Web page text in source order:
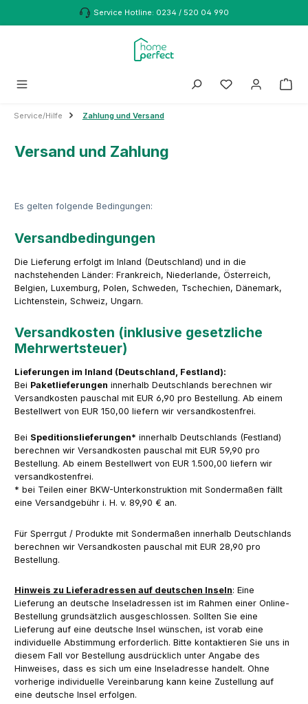
Zum Hauptinhalt springenService Hotline: 0234 / 520 04 990
Service/Hilfe Zahlung und Versand
Versand und Zahlung
Es gelten folgende Bedingungen:
Versandbedingungen
Die Lieferung erfolgt im Inland (Deutschland) und in die
nachstehenden Länder: Frankreich, Niederlande, Österreich,
Belgien, Luxemburg, Polen, Schweden, Tschechien, Dänemark,
Lichtenstein, Schweiz, Ungarn.
Versandkosten (inklusive gesetzliche
Mehrwertsteuer)
Lieferungen im Inland (Deutschland, Festland):
Bei Paketlieferungen innerhalb Deutschlands berechnen wir
Versandkosten pauschal mit EUR 6,90 pro Bestellung. Ab einem
Bestellwert von EUR 150,00 liefern wir versandkostenfrei.
Bei Speditionslieferungen* innerhalb Deutschlands (Festland)
berechnen wir Versandkosten pauschal mit EUR 59,90 pro
Bestellung. Ab einem Bestellwert von EUR 1.500,00 liefern wir
versandkostenfrei.
* bei Teilen einer BKW-Unterkonstruktion mit Sondermaßen fällt
eine Versandgebühr i. H. v. 89,90 € an.
Für Sperrgut / Produkte mit Sondermaßen innerhalb Deutschlands
berechnen wir Versandkosten pauschal mit EUR 28,90 pro
Bestellung.
Hinweis zu Lieferadressen auf deutschen Inseln: Eine
Lieferung an deutsche Inseladressen ist im Rahmen einer Online-
Bestellung grundsätzlich ausgeschlossen. Sollten Sie eine
Lieferung auf eine deutsche Insel wünschen, ist vorab eine
individuelle Abstimmung erforderlich. Bitte kontaktieren Sie uns in
diesem Fall vor Bestellung ausdrücklich unter Angabe des
Hinweises, dass es sich um eine Inseladresse handelt. Ohne
vorherige individuelle Vereinbarung kann keine Zustellung auf
eine deutsche Insel erfolgen.